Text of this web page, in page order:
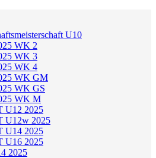
U10
WK 2
WK 3
WK 4
WK GM
WK GS
WK M
U12 2025
U12w 2025
U14 2025
U16 2025
2025